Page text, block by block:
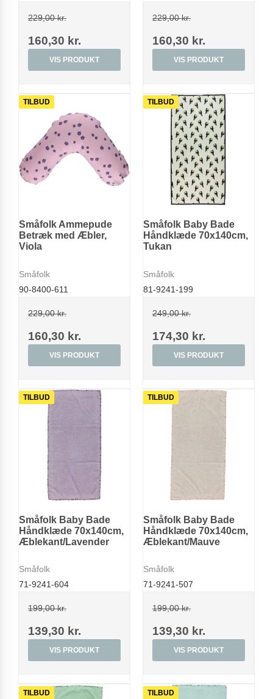
229,00 kr.
160,30 kr.
VIS PRODUKT
229,00 kr.
160,30 kr.
VIS PRODUKT
TILBUD
Småfolk Ammepude
Betræk med Æbler,
Viola
Småfolk
90-8400-611
229,00 kr.
160,30 kr.
VIS PRODUKT
TILBUD
Småfolk Baby Bade
Håndklæde 70x140cm,
Tukan
Småfolk
81-9241-199
249,00 kr.
174,30 kr.
VIS PRODUKT
TILBUD
Småfolk Baby Bade
Håndklæde 70x140cm,
Æblekant/Lavender
Småfolk
71-9241-604
199,00 kr.
139,30 kr.
VIS PRODUKT
TILBUD
Småfolk Baby Bade
Håndklæde 70x140cm,
Æblekant/Mauve
Småfolk
71-9241-507
199,00 kr.
139,30 kr.
VIS PRODUKT
TILBUD TILBUD